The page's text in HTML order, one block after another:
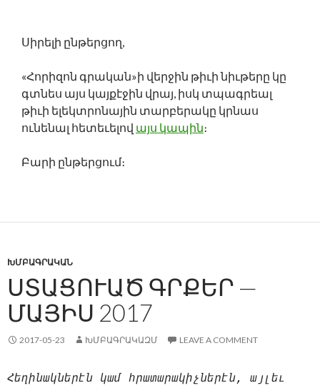
Սիրելի ընթերցող,
«Հորիզոն գրական»ի վերջին թիւի նիւթերը կը
գտնես այս կայքէջին վրայ, իսկ տպագրեալ
թիւի ելեկտրոնային տարբերակը կրնաս
ունենալ հետեւելով այս կապին։
Բարի ընթերցում։
ԽՄԲԱԳՐԱԿԱՆ
ՍՏԱՑՈՒԱԾ ԳՐՔԵՐ —
ՄԱՅԻՍ 2017
2017-05-23 ԽՄԲԱԳՐԱԿԱԶՄ LEAVE A COMMENT
Հեղինակներէն կամ հրատարակիչներէն, այլեւ